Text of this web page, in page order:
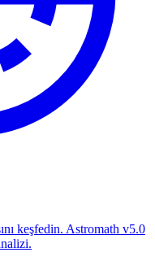
keşfedin. Astromath v5.0